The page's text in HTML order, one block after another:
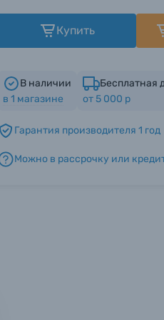
Купить
В наличии
в 1 магазине
Бесплатная
от 5 000 р
Гарантия производителя 1 год
Можно в рассрочку или